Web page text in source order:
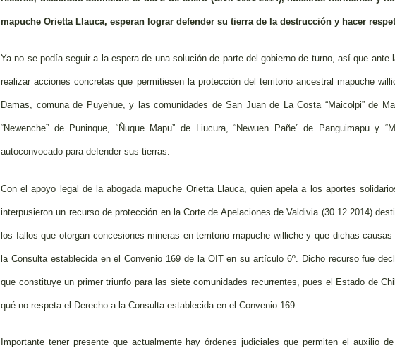
mapuche Orietta Llauca, esperan lograr defender su tierra de la destrucción y hacer
Ya no se podía seguir a la espera de una solución de parte del gobierno de turno, así que
realizar acciones concretas que permitiesen la protección del territorio ancestral mapuche
Damas, comuna de Puyehue, y las comunidades de San Juan de La Costa “Maicolpi” de
“Newenche” de Puninque, “Ñuque Mapu” de Liucura, “Newuen Pañe” de Panguimapu y
autoconvocado para defender sus tierras.
Con el apoyo legal de la abogada mapuche Orietta Llauca, quien apela a los aportes
interpusieron un recurso de protección en la Corte de Apelaciones de Valdivia (30.12.2014)
los fallos que otorgan concesiones mineras en territorio mapuche williche y que dichas
la Consulta establecida en el Convenio 169 de la OIT en su artículo 6º. Dicho recurso fue
que constituye un primer triunfo para las siete comunidades recurrentes, pues el Estado de
qué no respeta el Derecho a la Consulta establecida en el Convenio 169.
Importante tener presente que actualmente hay órdenes judiciales que permiten el auxilio